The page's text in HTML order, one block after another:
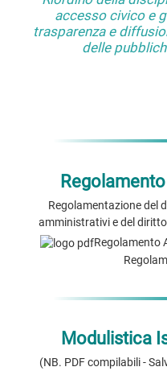
accesso civico e
trasparenza e
delle
Regolamentazione del
amministrativi e del
Regolamento
Modulistica
(NB. PDF compilabili -